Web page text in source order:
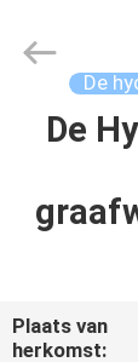
HUIS
ONS
Fluid
Power
De
De
Plaats van
herkomst: